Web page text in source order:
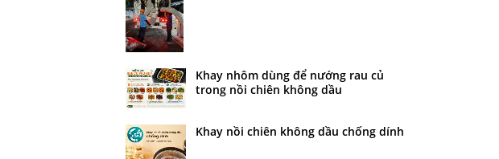
Khay nhôm dùng để nướng rau củ
trong nồi chiên không dầu
Khay nồi chiên không dầu chống dính